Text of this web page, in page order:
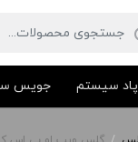
پاد سیستم جویس